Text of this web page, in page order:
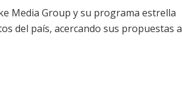
Media Group y su programa estrella
del país, acercando sus propuestas a